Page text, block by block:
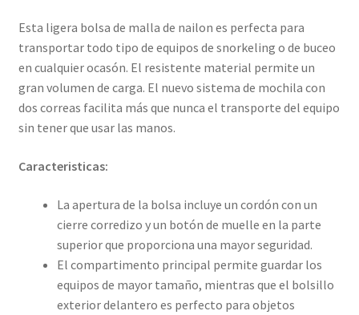
Esta ligera bolsa de malla de nailon es perfecta para
transportar todo tipo de equipos de snorkeling o de buceo
en cualquier ocasón. El resistente material permite un
gran volumen de carga. El nuevo sistema de mochila con
dos correas facilita más que nunca el transporte del equipo
sin tener que usar las manos.
Caracteristicas:
La apertura de la bolsa incluye un cordón con un
cierre corredizo y un botón de muelle en la parte
superior que proporciona una mayor seguridad.
El compartimento principal permite guardar los
equipos de mayor tamaño, mientras que el bolsillo
exterior delantero es perfecto para objetos